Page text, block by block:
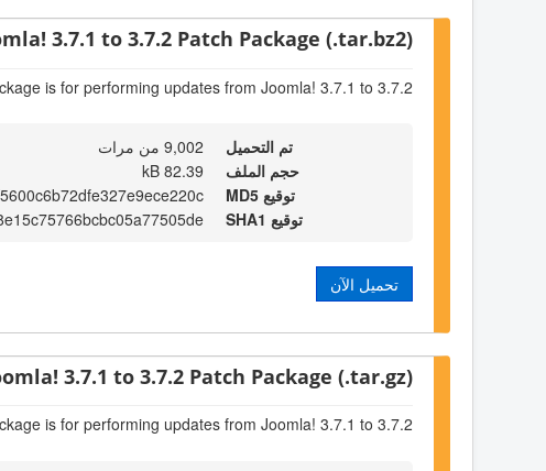
3.7.1 to 3.7.2 Patch Package (.tar.bz2)
is for performing updates from Joomla! 3.7.1 to 3.7.2
تم التحميل
9,002 من مرات
حجم الملف
82.39 kB
توقيع MD5
توقيع SHA1
تحميل الآن
3.7.1 to 3.7.2 Patch Package (.tar.gz)
is for performing updates from Joomla! 3.7.1 to 3.7.2